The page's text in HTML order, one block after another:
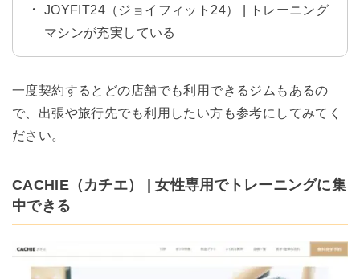
JOYFIT24（ジョイフィット24） | トレーニング
マシンが充実している
一度契約するとどの店舗でも利用できるジムもあるの
で、出張や旅行先でも利用したい方も参考にしてみてく
ださい。
CACHIE（カチエ） | 女性専用でトレーニングに集
中できる